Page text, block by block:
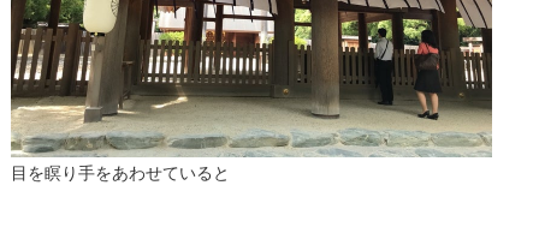
目を瞑り手をあわせていると